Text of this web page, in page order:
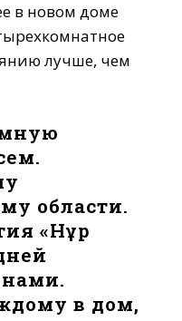
в новом доме
лучше, чем
области.
«Нұр
в дом,